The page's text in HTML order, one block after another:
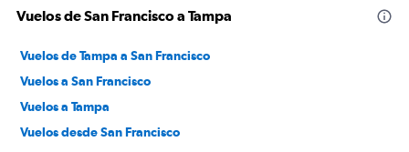
Vuelos de San Francisco a Tampa
Vuelos de Tampa a San Francisco
Vuelos a San Francisco
Vuelos a Tampa
Vuelos desde San Francisco